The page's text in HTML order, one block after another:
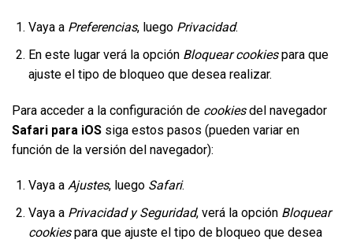
Vaya a Preferencias, luego Privacidad.
En este lugar verá la opción Bloquear cookiespara que
ajuste el tipo de bloqueo que desea realizar.
Para acceder a la configuración de cookiesdel navegador
Safari para iOS siga estos pasos (pueden variar en
función de la versión del navegador):
Vaya a Ajustes, luego Safari.
Vaya a Privacidad y Seguridad, verá la opción Bloquear
cookiespara que ajuste el tipo de bloqueo que desea